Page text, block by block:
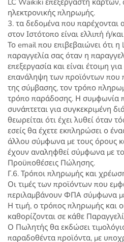
LC Waikiki επεξεργαστή καρτών,
ηλεκτρονικής πληρωμής.
3. τα δεδομένα που
στον Ιστότοπο είναι ελλιπή ή/
Το email που επιβεβαιώνει ότι
παραγγελία σας όταν η
επεξεργασία και είναι έτοιμη
επανάληψη των προϊόντων που
της σύμβασης, τον τρόπο
τρόπο παράδοσης. Η συμφωνία
συνάπτεται για συγκεκριμένη
θεωρείται ότι έχει λυθεί όταν
εσείς θα έχετε εκπληρώσει ο
άλλου σύμφωνα με τους όρους
έχουν αναληφθεί σύμφωνα με
Προϋποθέσεις Πώλησης.
Γ.6. Τρόποι πληρωμής και
Οι τιμές των προϊόντων που
περιλαμβάνουν ΦΠΑ σύμφωνα
Η τιμή, ο τρόπος πληρωμής και
καθορίζονται σε κάθε
Ο Πωλητής θα εκδώσει
παραδοθέντα προϊόντα, με